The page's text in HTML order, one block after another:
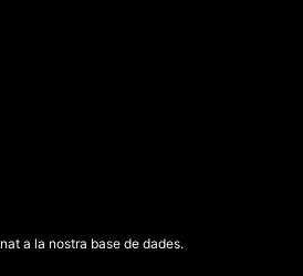
a la nostra base de dades.